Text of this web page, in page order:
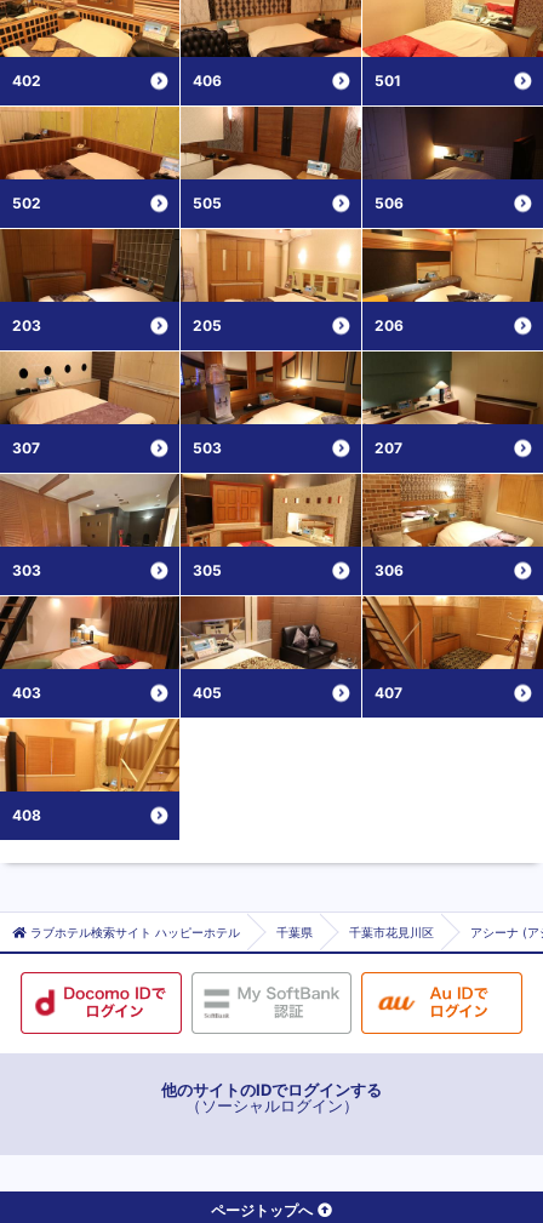
402 406 501
502 505 506
203 205 206
307 503 207
303 305 306
403 405 407
408
ラブホテル検索サイト ハッピーホテル 千葉県 千葉市花見川区 アシーナ (ア
他のサイトのIDでログインする
（ソーシャルログイン）
ページトップへ